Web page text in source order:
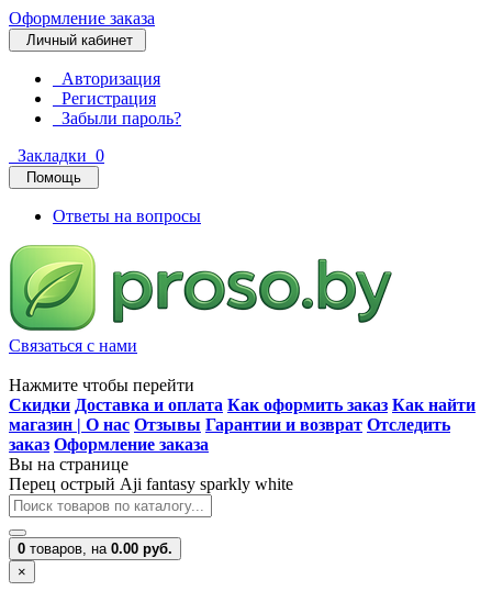
Оформление заказа
Личный кабинет
Авторизация
Регистрация
Забыли пароль?
Закладки 0
Помощь
Ответы на вопросы
Связаться с нами
Нажмите чтобы перейти
Скидки Доставка и оплата Как оформить заказ Как найти
магазин | О нас Отзывы Гарантии и возврат Отследить
заказ Оформление заказа
Вы на странице
Перец острый Aji fantasy sparkly white
0 товаров, на 0.00 руб.
×